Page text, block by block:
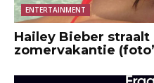
ENTERTAINMENT
Hailey Bieber
zomervakantie